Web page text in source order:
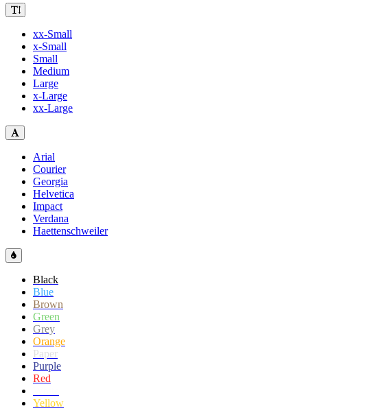
xx-Small
x-Small
Small
Medium
Large
x-Large
xx-Large
Arial
Courier
Georgia
Helvetica
Impact
Verdana
Haettenschweiler
Black
Blue
Brown
Green
Grey
Orange
Paper
Purple
Red
Yellow